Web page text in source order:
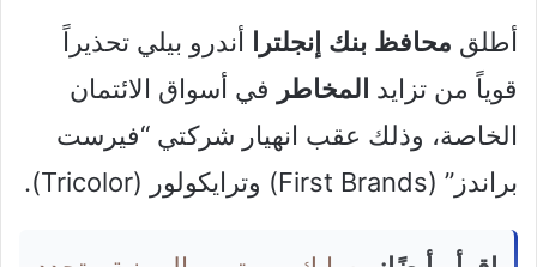
أطلق محافظ بنك إنجلترا أندرو بيلي تحذيراً
قوياً من تزايد المخاطر في أسواق الائتمان
الخاصة، وذلك عقب انهيار شركتي “فيرست
براندز” (First Brands) وترايكولور (Tricolor).